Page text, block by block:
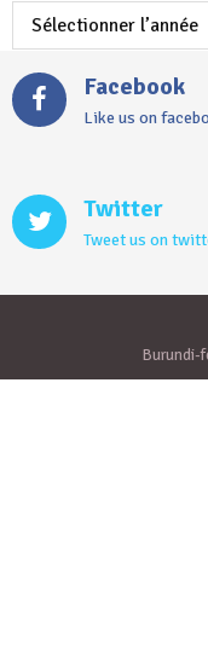
Facebook
Like us on
Twitter
Tweet us on
Burundi-